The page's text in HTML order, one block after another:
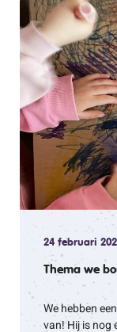
24 februari
Thema we
We hebben
van! Hij is nog